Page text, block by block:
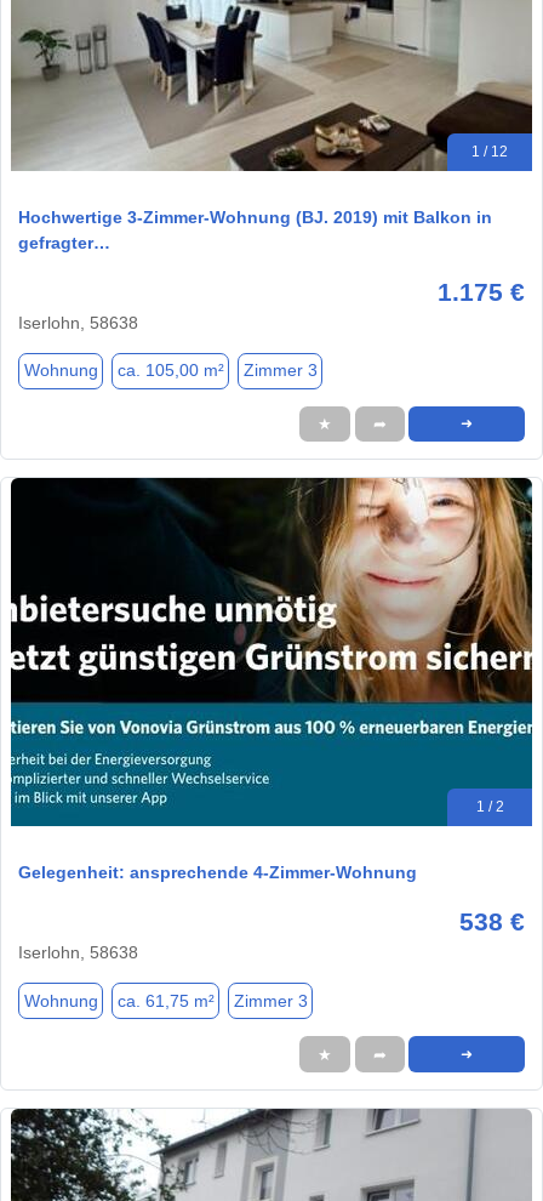
1 / 12
Hochwertige 3-Zimmer-Wohnung (BJ. 2019) mit Balkon in
gefragter…
1.175 €
Iserlohn, 58638
Wohnung ca. 105,00 m² Zimmer 3
★ ➦ ➜
1 / 2
Gelegenheit: ansprechende 4-Zimmer-Wohnung
538 €
Iserlohn, 58638
Wohnung ca. 61,75 m² Zimmer 3
★ ➦ ➜